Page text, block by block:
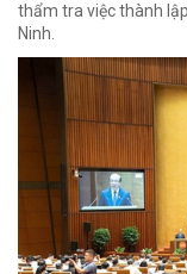
thẩm tra việc thành
Ninh.